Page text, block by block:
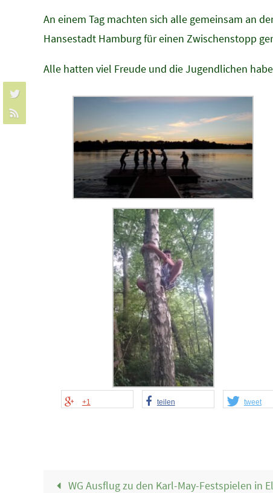
An einem Tag machten sich alle gemeinsam an
Hansestadt Hamburg für einen Zwischenstopp
Alle hatten viel Freude und die Jugendlichen
+1 teilen tweet
WG Ausflug zu den Karl-May-Festspielen in